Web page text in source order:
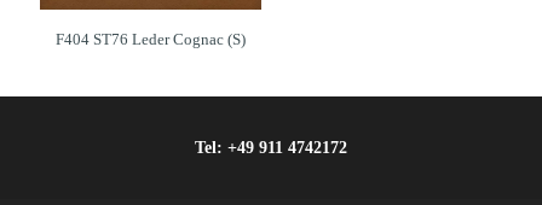
F404 ST76 Leder Cognac (S)
Tel: +49 911 4742172